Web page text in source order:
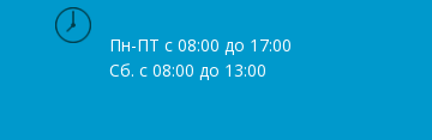
Пн-ПТ с 08:00 до 17:00
Сб. с 08:00 до 13:00